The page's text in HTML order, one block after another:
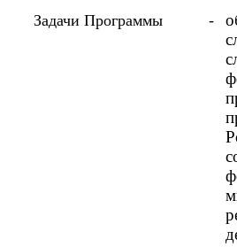
Задачи Программы -